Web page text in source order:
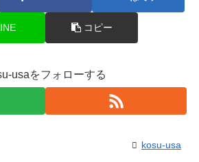
コピー
usaをフォローする
kosu-usa